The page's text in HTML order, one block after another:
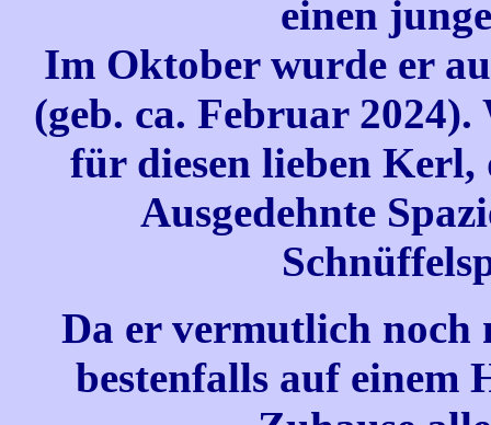
einen
Im Oktober wurde er
(geb. ca. Februar
für diesen lieben Kerl,
Ausgedehnte
Da er vermutlich noch
bestenfalls auf einem